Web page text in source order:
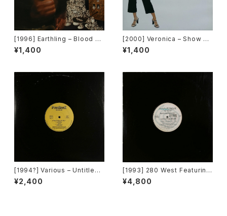
[1996] Earthling – Blood M
usic EP [Cooltempo]
¥1,400
[2000] Veronica – Show M
e Love [Urbanstar]
¥1,400
[1994?] Various – Untitled
(PM-669)[PoweRemix Rec
ords]
¥2,400
[1993] 280 West Featuring
Diamond Temple – Love's
Masquerade [Kaleidiasco
¥4,800